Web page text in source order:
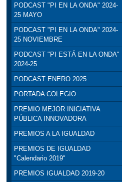
PODCAST "PI EN LA ONDA" 2024-
25 MAYO
PODCAST "PI EN LA ONDA" 2024-
25 NOVIEMBRE
PODCAST "PI ESTÁ EN LA ONDA"
2024-25
PODCAST ENERO 2025
PORTADA COLEGIO
PREMIO MEJOR INICIATIVA
PÚBLICA INNOVADORA
PREMIOS A LA IGUALDAD
PREMIOS DE IGUALDAD
"Calendario 2019"
PREMIOS IGUALDAD 2019-20